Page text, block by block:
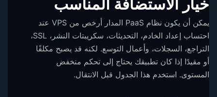
يمكن أن يكون نظام PaaS المدار أرخص من VPS عند
احتساب إعداد الخادم، التحديثات، سكريبتات النشر، SSL،
التراجع، السجلات، وأعمال التوسع. لكنه قد يصبح مكلفًا
أو مقيدًا إذا كان تطبيقك يحتاج إلى تحكم منخفض
المستوى. استخدم هذا الجدول قبل الانتقال.